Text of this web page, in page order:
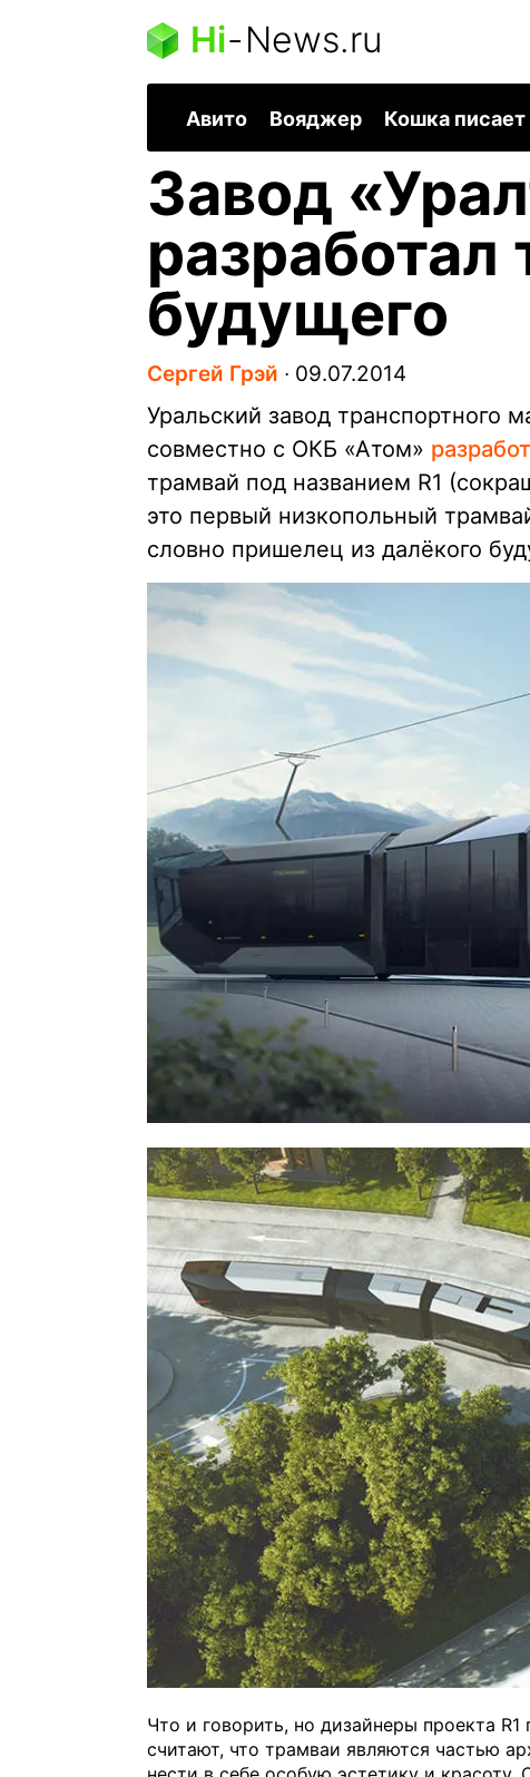
Hi-News.ru
Авито Вояджер Кошка писает
Завод
разработал
будущего
Сергей Грэй ∙ 09.07.2014
Уральский завод транспортного
совместно с ОКБ «Атом»
трамвай под названием R1
это первый низкопольный
словно пришелец из далёкого
Что и говорить, но дизайнеры проекта R1
считают, что трамваи являются частью